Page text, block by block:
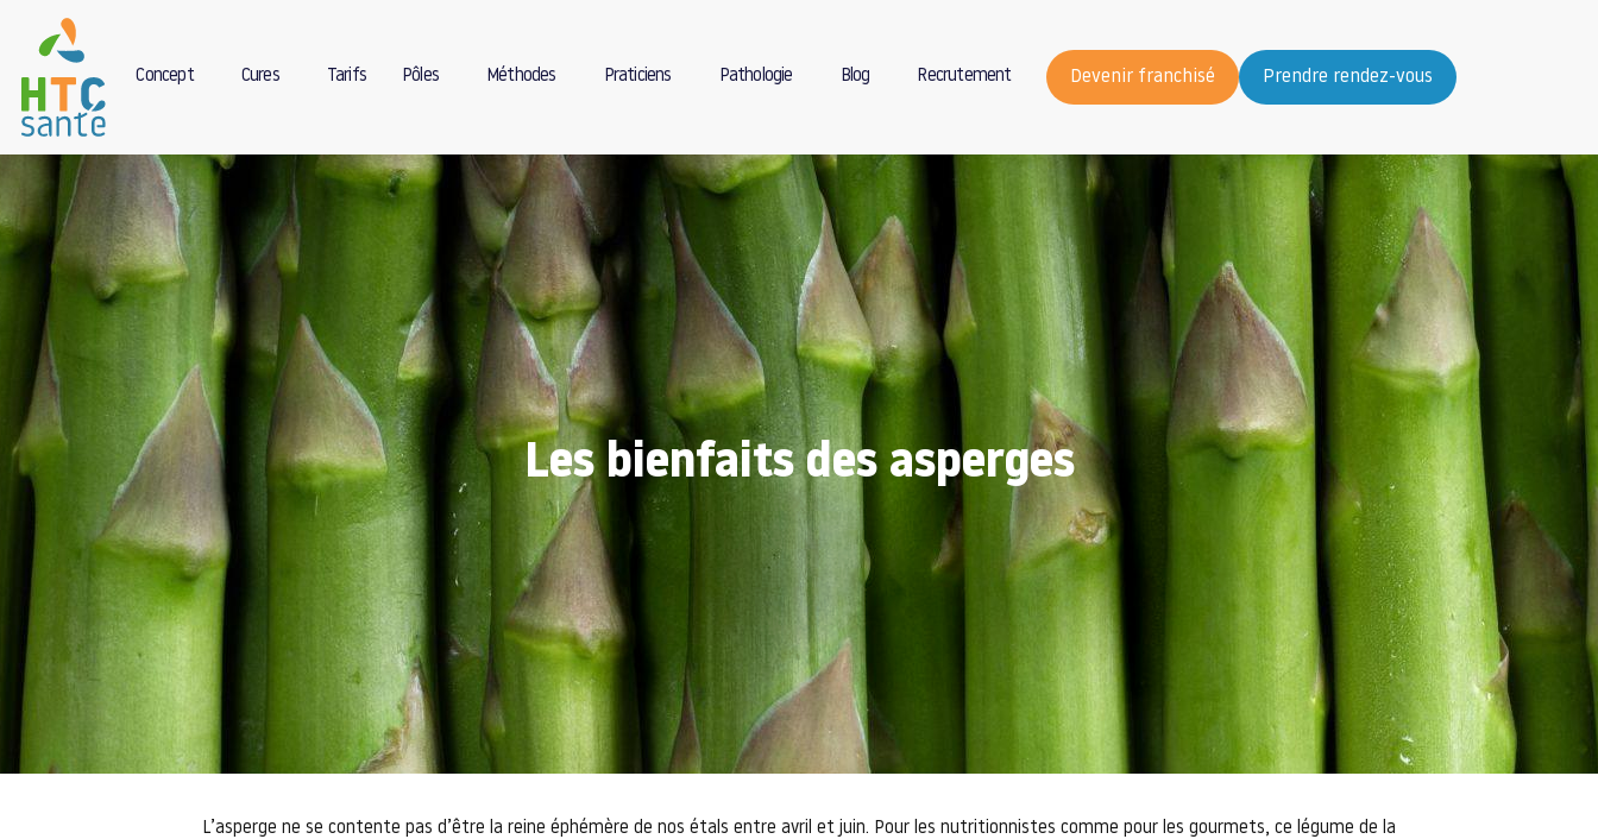
Concept Cures Tarifs Pôles Méthodes Praticiens Pathologie Blog Recrutement Devenir franchisé Prendre rendez-vous
Les bienfaits des asperges
L’asperge ne se contente pas d’être la reine éphémère de nos étals entre avril et juin. Pour les nutritionnistes comme pour les gourmets, ce légume de la